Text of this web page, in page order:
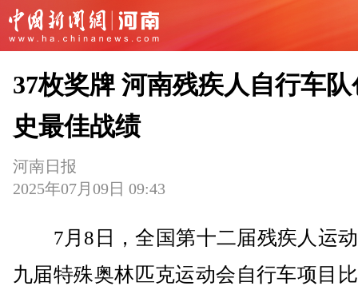
37枚奖牌 河南残疾人自行车
史最佳战绩
河南日报
2025年07月09日 09:43
7月8日，全国第十二届残疾人运
九届特殊奥林匹克运动会自行车项目